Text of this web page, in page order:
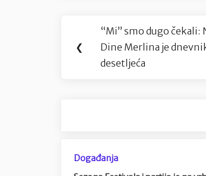
Navigacija
objava
❮
Previous
Post:
“Mi” smo dugo čekali:
Dine Merlina je
desetljeća
Događanja